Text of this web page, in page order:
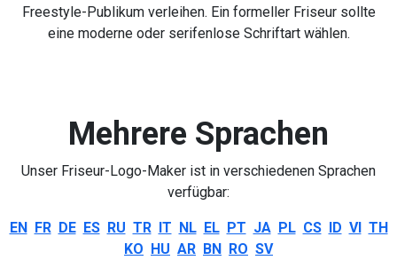
Freestyle-Publikum verleihen. Ein formeller Friseur sollte
eine moderne oder serifenlose Schriftart wählen.
Mehrere Sprachen
Unser Friseur-Logo-Maker ist in verschiedenen Sprachen
verfügbar:
EN FR DE ES RU TR IT NL EL PT JA PL CS ID VI TH
KO HU AR BN RO SV